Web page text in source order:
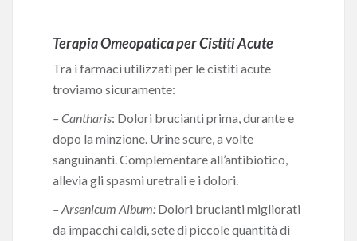
Terapia Omeopatica per Cistiti Acute
Tra i farmaci utilizzati per le cistiti acute
troviamo sicuramente:
– Cantharis: Dolori brucianti prima, durante e
dopo la minzione. Urine scure, a volte
sanguinanti. Complementare all’antibiotico,
allevia gli spasmi uretrali e i dolori.
– Arsenicum Album: Dolori brucianti migliorati
da impacchi caldi, sete di piccole quantità di